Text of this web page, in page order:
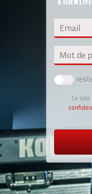
Email
Mot de
Ce